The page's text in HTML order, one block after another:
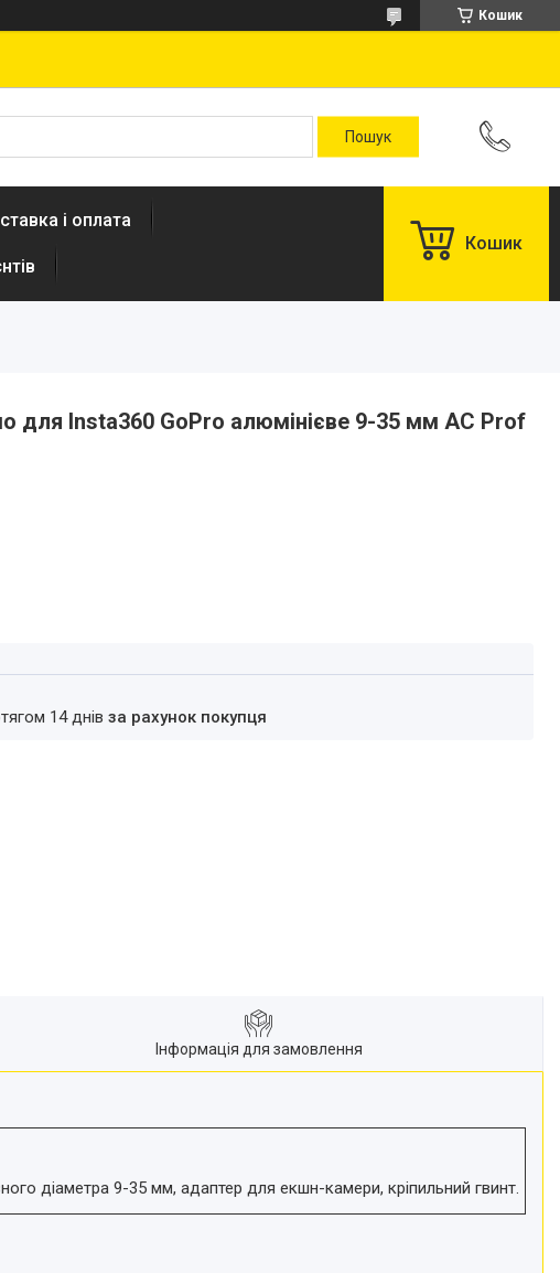
Кошик
і оплата
Кошик
для Insta360 GoPro алюмінієве 9-35 мм AC Prof
14 днів за рахунок покупця
Інформація для замовлення
діаметра 9-35 мм, адаптер для екшн-камери, кріпильний гвинт.